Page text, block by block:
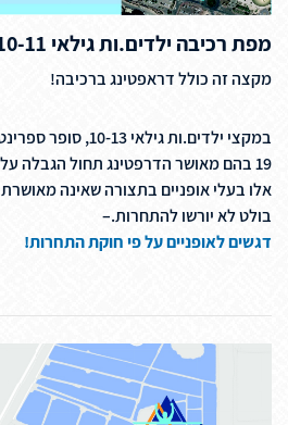
מפת רכיבה ילדים.ות גילאי 10-11
מקצה זה כולל דראפטינג ברכיבה!
19 בהם מאושר הדרפטינג תחול הגבלה
אלו בעלי אופניים בתצורה שאינה מאושרת
בולט לא יורשו להתחרות.–
דגשים לאופניים על פי חוקת התחרות!